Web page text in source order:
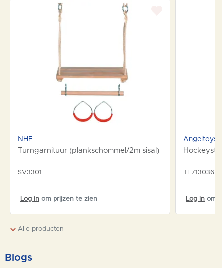
NHF
Turngarnituur (plankschommel/2m sisal)
SV3301
Log in om prijzen te zien
Angeltoys
TE713036
Log in om
Alle producten
Blogs